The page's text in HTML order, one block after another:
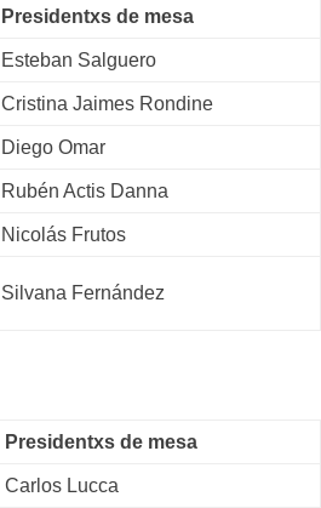
Presidentxs de mesa
Esteban Salguero
Cristina Jaimes Rondine
Diego Omar
Rubén Actis Danna
Nicolás Frutos
Silvana Fernández
Presidentxs de mesa
Carlos Lucca